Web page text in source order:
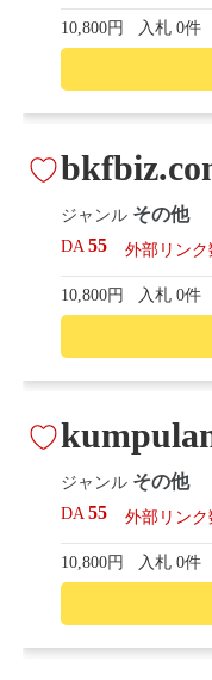
10,800円 入札 0件
ジャンル その他
DA55 外部リンク
10,800円 入札 0件
ジャンル その他
DA55 外部リンク
10,800円 入札 0件